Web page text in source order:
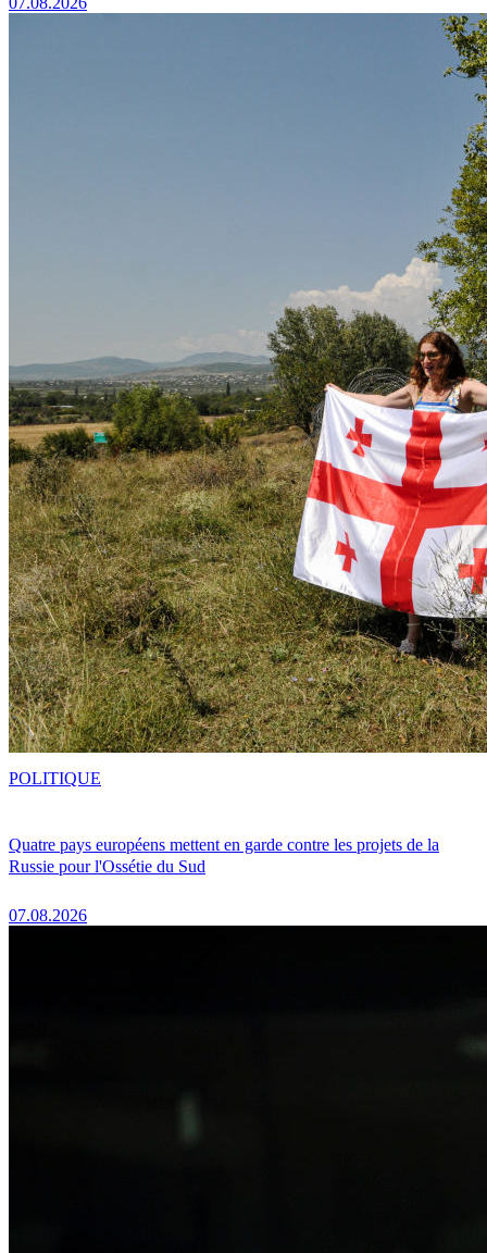
Quatre pays européens mettent en garde contre les projets de la
Russie pour l'Ossétie du Sud
07.08.2026
POLITIQUE